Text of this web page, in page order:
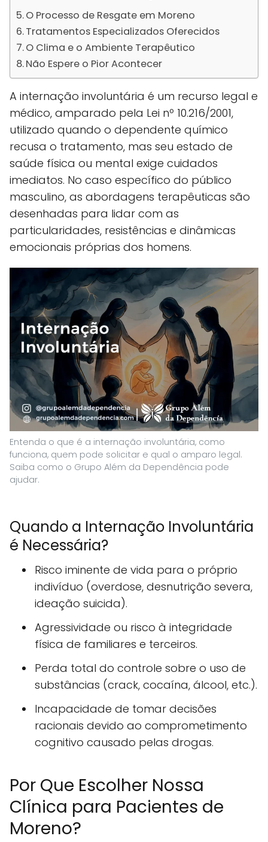
O Processo de Resgate em Moreno
Tratamentos Especializados Oferecidos
O Clima e o Ambiente Terapêutico
Não Espere o Pior Acontecer
A internação involuntária é um recurso legal e
médico, amparado pela Lei nº 10.216/2001,
utilizado quando o dependente químico
recusa o tratamento, mas seu estado de
saúde física ou mental exige cuidados
imediatos. No caso específico do público
masculino, as abordagens terapêuticas são
desenhadas para lidar com as
particularidades, resistências e dinâmicas
emocionais próprias dos homens.
Entenda o que é a internação involuntária, como
funciona, quem pode solicitar e qual o amparo legal.
Saiba como o Grupo Além da Dependência pode
ajudar.
Quando a Internação Involuntária
é Necessária?
Risco iminente de vida para o próprio
indivíduo (overdose, desnutrição severa,
ideação suicida).
Agressividade ou risco à integridade
física de familiares e terceiros.
Perda total do controle sobre o uso de
substâncias (crack, cocaína, álcool, etc.).
Incapacidade de tomar decisões
racionais devido ao comprometimento
cognitivo causado pelas drogas.
Por Que Escolher Nossa
Clínica para Pacientes de
Moreno?